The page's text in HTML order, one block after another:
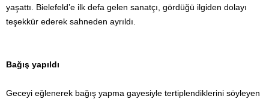
yaşattı. Bielefeld’e ilk defa gelen sanatçı, gördüğü ilgiden dolayı
teşekkür ederek sahneden ayrıldı.
Bağış yapıldı
Geceyi eğlenerek bağış yapma gayesiyle tertiplendiklerini söyleyen